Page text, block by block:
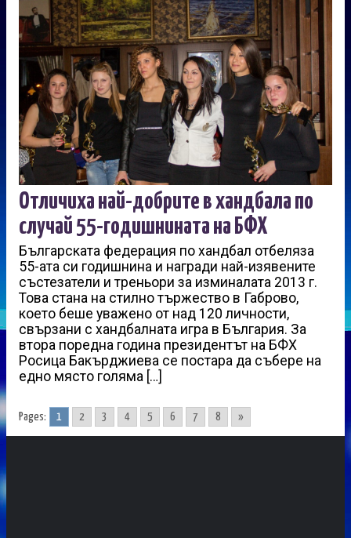
Отличиха най-добрите в хандбала по
случай 55-годишнината на БФХ
Българската федерация по хандбал отбеляза
55-ата си годишнина и награди най-изявените
състезатели и треньори за изминалата 2013 г.
Това стана на стилно тържество в Габрово,
което беше уважено от над 120 личности,
свързани с хандбалната игра в България. За
втора поредна година президентът на БФХ
Росица Бакърджиева се постара да събере на
едно място голяма […]
Pages: 1 2 3 4 5 6 7 8 »